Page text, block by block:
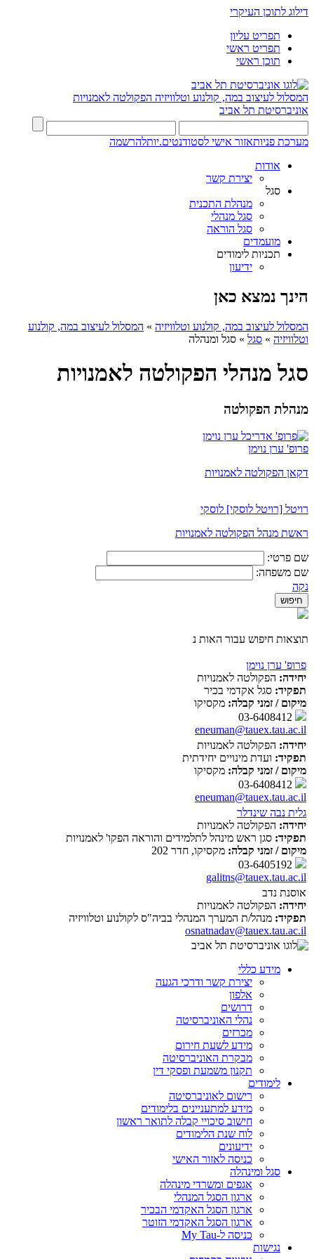
דילוג לתוכן העיקרי
תפריט עליון
תפריט ראשי
תוכן ראשי
המסלול לעיצוב במה, קולנוע וטלוויזיה הפקולטה לאמנויות
אוניברסיטת תל אביב
מערכת פניותאזור אישי לסטודנטים.יותלהרשמה
אודות
יצירת קשר
סגל
מנהלת התכנית
סגל מנהלי
סגל הוראה
מועמדים
תכניות לימודים
ידיעון
הינך נמצא כאן
המסלול לעיצוב במה, קולנוע וטלוויזיה » המסלול לעיצוב במה, קולנוע
וטלוויזיה » סגל » סגל ומנהלה
סגל מנהלי הפקולטה לאמנויות
מנהלת הפקולטה
פרופ' ערן נוימן
דקאן הפקולטה לאמנויות
רויטל [רויטל לוסקי] לוסקי
ראשת מנהל הפקולטה לאמנויות
שם פרטי:
שם משפחה:
נקה
תוצאות חיפוש עבור האות נ
פרופ' ערן נוימן
יחידה: הפקולטה לאמנויות
תפקיד: סגל אקדמי בכיר
מיקום / זמני קבלה: מקסיקו
eneuman@tauex.tau.ac.il
יחידה: הפקולטה לאמנויות
תפקיד: ועדת מינויים יחידתית
מיקום / זמני קבלה: מקסיקו
eneuman@tauex.tau.ac.il
גלית נבה שינדלר
יחידה: הפקולטה לאמנויות
תפקיד: סגן ראש מינהל לתלמידים והוראה הפקו' לאמנויות
מיקום / זמני קבלה: מקסיקו, חדר 202
galitns@tauex.tau.ac.il
אוסנת נדב
יחידה: הפקולטה לאמנויות
תפקיד: מנהל/ת המערך המנהלי בביה"ס לקולנוע וטלוויזיה
osnatnadav@tauex.tau.ac.il
מידע כללי
יצירת קשר ודרכי הגעה
אלפון
דרושים
נהלי האוניברסיטה
מכרזים
מידע לשעת חירום
מבקרת האוניברסיטה
תקנון משמעת ופסקי דין
לימודים
רישום לאוניברסיטה
מידע למתעניינים בלימודים
חישוב סיכויי קבלה לתואר ראשון
לוח שנת הלימודים
ידיעונים
כניסה לאזור האישי
סגל ומינהלה
אגפים ומשרדי מינהלה
ארגון הסגל המנהלי
ארגון הסגל האקדמי הבכיר
ארגון הסגל האקדמי הזוטר
כניסה ל-My Tau
נגישות